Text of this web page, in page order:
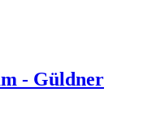
- Güldner